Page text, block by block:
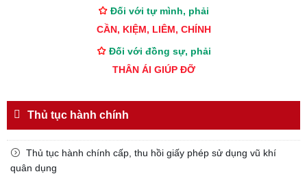
Đối với tự mình, phải
CẦN, KIỆM, LIÊM, CHÍNH
Đối với đồng sự, phải
THÂN ÁI GIÚP ĐỠ
Thủ tục hành chính
Thủ tục hành chính cấp, thu hồi giấy phép sử dụng vũ khí
quân dụng